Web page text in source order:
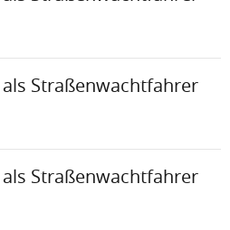
Straßenwachtfahrer
Straßenwachtfahrer